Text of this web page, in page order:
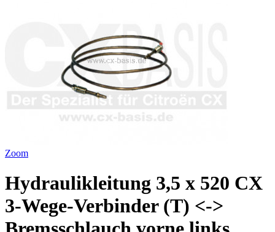
Zoom
Hydraulikleitung 3,5 x 520 CX
3-Wege-Verbinder (T) <->